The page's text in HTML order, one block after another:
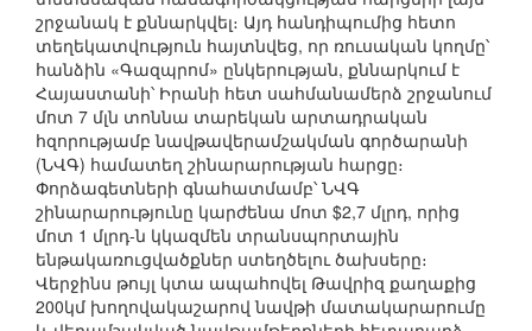
շրջանակ է քննարկվել։ Այդ հանդիպումից հետո
տեղեկատվություն հայտնվեց, որ ռուսական կողմը՝
հանձին «Գազպրոմ» ընկերության, քննարկում է
Հայաստանի՝ Իրանի հետ սահմանամերձ շրջանում
մոտ 7 մլն տոննա տարեկան արտադրական
հզորությամբ նավթավերամշակման գործարանի
(ՆՎԳ) համատեղ շինարարության հարցը։
Փորձագետների գնահատմամբ՝ ՆՎԳ
շինարարությունը կարժենա մոտ $2,7 մլրդ, որից
մոտ 1 մլրդ-ն կկազմեն տրանսպորտային
ենթակառուցվածքներ ստեղծելու ծախսերը։
Վերջինս թույլ կտա ապահովել Թավրիզ քաղաքից
200կմ խողովակաշարով նավթի մատակարարումը